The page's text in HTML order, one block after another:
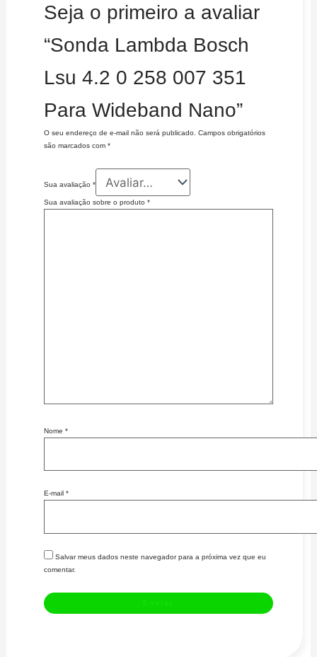
Seja o primeiro a avaliar
“Sonda Lambda Bosch
Lsu 4.2 0 258 007 351
Para Wideband Nano”
O seu endereço de e-mail não será publicado.
Campos obrigatórios
são marcados com *
Sua avaliação *
Sua avaliação sobre o produto *
Nome *
E-mail *
Salvar meus dados neste navegador para a próxima vez que eu
comentar.